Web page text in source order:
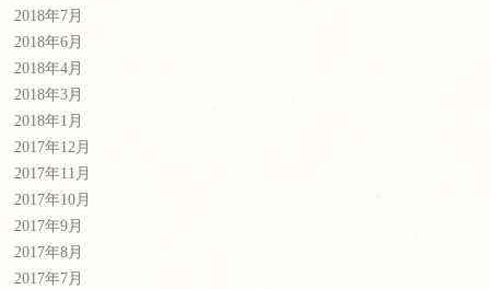
2018年7月
2018年6月
2018年4月
2018年3月
2018年1月
2017年12月
2017年11月
2017年10月
2017年9月
2017年8月
2017年7月